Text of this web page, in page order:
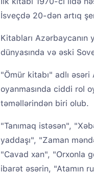
İsveçdə 20-dən artıq
Kitabları
dünyasında və əski
"Ömür kitabı" adlı
oyanmasında ciddi rol
təməllərindən biri olub.
"Tanımaq istəsən",
yaddaşı", "Zaman
"Cavad xan", "Orxonla
ibarət əsərin, "Atamın